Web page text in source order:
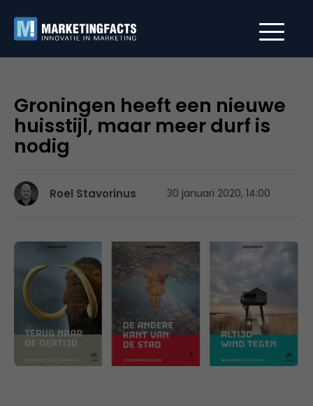
Groningen heeft een nieuwe
huisstijl, maar meer durf is
nodig
Roel Stavorinus 30 januari 2020, 14:00